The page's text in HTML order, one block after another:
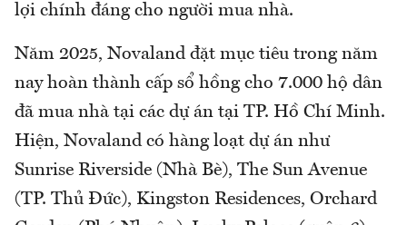
lợi chính đáng cho người mua nhà.
Năm 2025, Novaland đặt mục tiêu trong năm
nay hoàn thành cấp sổ hồng cho 7.000 hộ dân
đã mua nhà tại các dự án tại TP. Hồ Chí Minh.
Hiện, Novaland có hàng loạt dự án như
Sunrise Riverside (Nhà Bè), The Sun Avenue
(TP. Thủ Đức), Kingston Residences, Orchard